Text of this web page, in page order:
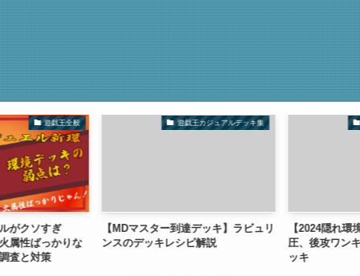
遊戯王全般
クソすぎ
性ばっかりな
と対策
遊戯王カジュアルデッキ集
【MDマスター到達デッキ】ラビュリ
ンスのデッキレシピ解説
【2024隠れ環
圧、後攻ワンキ
ッキ